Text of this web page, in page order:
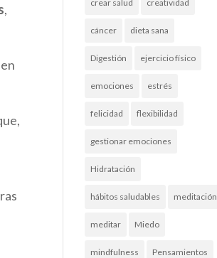
, crear salud creatividad
cáncer dieta sana
Digestión ejercicio físico
emociones estrés
felicidad flexibilidad
gestionar emociones
Hidratación
hábitos saludables meditación
meditar Miedo
mindfulness Pensamientos